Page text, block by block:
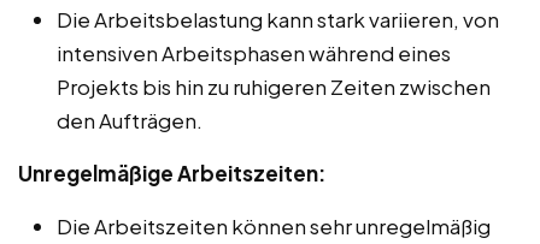
Die Arbeitsbelastung kann stark variieren, von
intensiven Arbeitsphasen während eines
Projekts bis hin zu ruhigeren Zeiten zwischen
den Aufträgen.
Unregelmäßige Arbeitszeiten:
Die Arbeitszeiten können sehr unregelmäßig